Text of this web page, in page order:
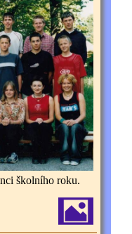
školního roku.